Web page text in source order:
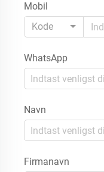
Mobil
Kode
WhatsApp
Navn
Firmanavn